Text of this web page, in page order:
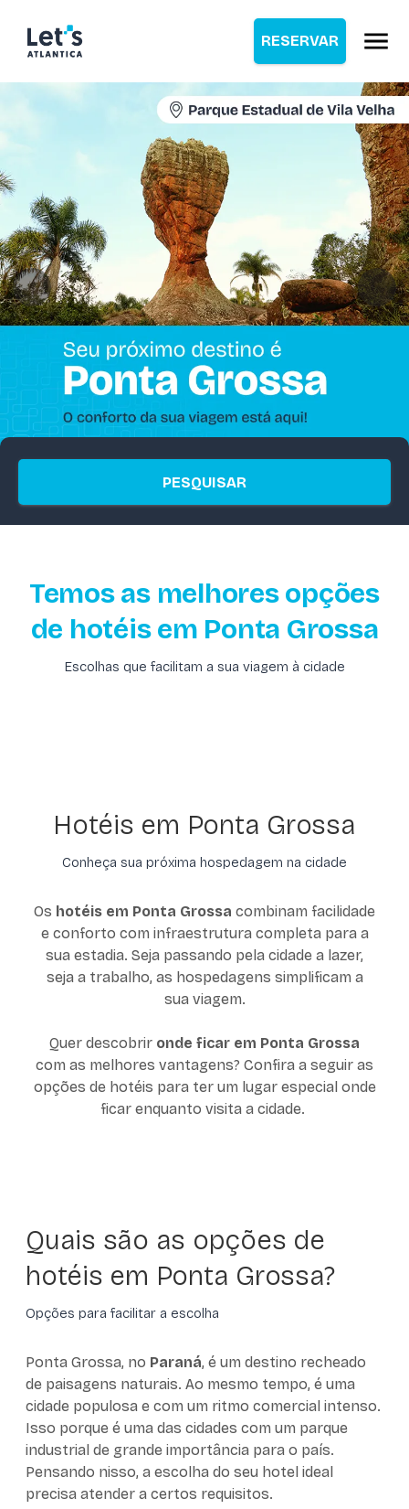
RESERVAR
PESQUISAR
Temos as melhores opções
de hotéis em Ponta Grossa
Escolhas que facilitam a sua viagem à cidade
Hotéis em Ponta Grossa
Conheça sua próxima hospedagem na cidade
Os hotéis em Ponta Grossa combinam facilidade
e conforto com infraestrutura completa para a
sua estadia. Seja passando pela cidade a lazer,
seja a trabalho, as hospedagens simplificam a
sua viagem.
Quer descobrir onde ficar em Ponta Grossa
com as melhores vantagens? Confira a seguir as
opções de hotéis para ter um lugar especial onde
ficar enquanto visita a cidade.
Quais são as opções de
hotéis em Ponta Grossa?
Opções para facilitar a escolha
Ponta Grossa, no Paraná, é um destino recheado
de paisagens naturais. Ao mesmo tempo, é uma
cidade populosa e com um ritmo comercial intenso.
Isso porque é uma das cidades com um parque
industrial de grande importância para o país.
Pensando nisso, a escolha do seu hotel ideal
precisa atender a certos requisitos.